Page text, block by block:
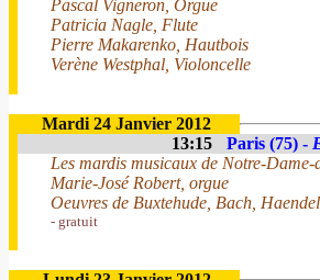
Pascal Vigneron, Orgue
Patricia Nagle, Flute
Pierre Makarenko, Hautbois
Verène Westphal, Violoncelle
Mardi 24 Janvier 2012
13:15
Paris (75) -
Les mardis musicaux de Notre-Dame-
Marie-José Robert, orgue
Oeuvres de Buxtehude, Bach, Haendel
- gratuit